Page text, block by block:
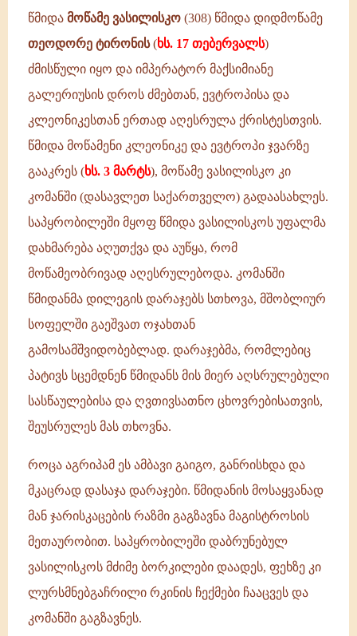
თებერვალს)
ძმისწული
იყო
წმიდა მოწამე ვასილისკო (308) წმიდა დიდმოწამე
თეოდორე ტირონის(ხს. 17 თებერვალს)
ძმისწული იყო და იმპერატორ მაქსიმიანე
გალერიუსის დროს ძმებთან, ევტროპისა და
კლეონიკესთან ერთად აღესრულა ქრისტესთვის.
წმიდა მოწამენი კლეონიკე და ევტროპი ჯვარზე
გააკრეს (ხს. 3 მარტს), მოწამე ვასილისკო კი
კომანში (დასავლეთ საქართველო) გადაასახლეს.
საპყრობილეში მყოფ წმიდა ვასილისკოს უფალმა
დახმარება აღუთქვა და აუწყა, რომ
მოწამეობრივად აღესრულებოდა. კომანში
წმიდანმა დილეგის დარაჯებს სთხოვა, მშობლიურ
სოფელში გაეშვათ ოჯახთან
გამოსამშვიდობებლად. დარაჯებმა, რომლებიც
პატივს სცემდნენ წმიდანს მის მიერ აღსრულებული
სასწაულებისა და ღვთივსათნო ცხოვრებისათვის,
შეუსრულეს მას თხოვნა.
როცა აგრიპამ ეს ამბავი გაიგო, განრისხდა და
მკაცრად დასაჯა დარაჯები. წმიდანის მოსაყვანად
მან ჯარისკაცების რაზმი გაგზავნა მაგისტროსის
მეთაურობით. საპყრობილეში დაბრუნებულ
ვასილისკოს მძიმე ბორკილები დაადეს, ფეხზე კი
ლურსმნებგაჩრილი რკინის ჩექმები ჩააცვეს და
კომანში გაგზავნეს.